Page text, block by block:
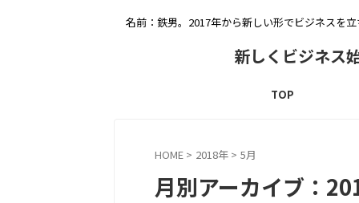
名前：鉄男。2017年から新しい形でビジネスを
新しくビジネス
TOP
HOME > 2018年 > 5月
月別アーカイブ：